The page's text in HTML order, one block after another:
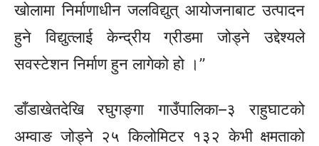
खोलामा निर्माणाधीन जलविद्युत् आयोजनाबाट उत्पादन
हुने विद्युत्लाई केन्द्रीय ग्रीडमा जोड्ने उद्देश्यले
सवस्टेशन निर्माण हुन लागेको हो ।”
डाँडाखेतदेखि रघुगङ्गा गाउँपालिका–३ राहुघाटको
अम्वाङ जोड्ने २५ किलोमिटर १३२ केभी क्षमताको